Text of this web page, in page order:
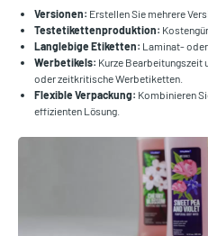
Versionen: Erstellen Sie mehrere
Testetikettenproduktion:
Langlebige Etiketten: Laminat-
Werbetikels: Kurze Bearbeitungszeit
oder zeitkritische Werbetiketten.
Flexible Verpackung: Kombinieren
effizienten Lösung.